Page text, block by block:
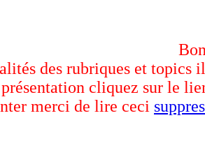
des rubriques et topics
cliquez sur le
merci de lire ceci